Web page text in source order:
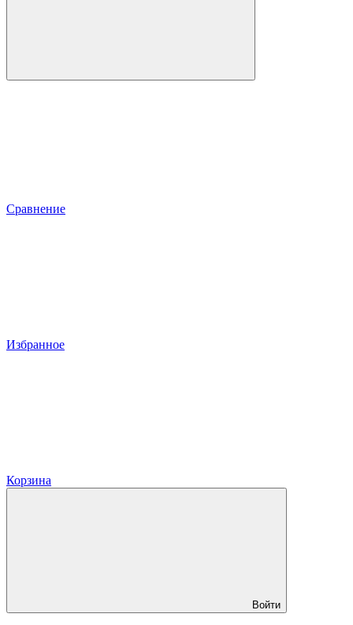
Сравнение
Избранное
Корзина
Войти